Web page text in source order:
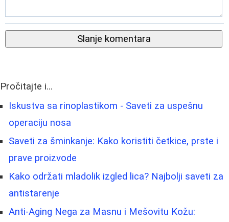
Slanje komentara
Pročitajte i...
Iskustva sa rinoplastikom - Saveti za uspešnu
operaciju nosa
Saveti za šminkanje: Kako koristiti četkice, prste i
prave proizvode
Kako održati mladolik izgled lica? Najbolji saveti za
antistarenje
Anti-Aging Nega za Masnu i Mešovitu Kožu: